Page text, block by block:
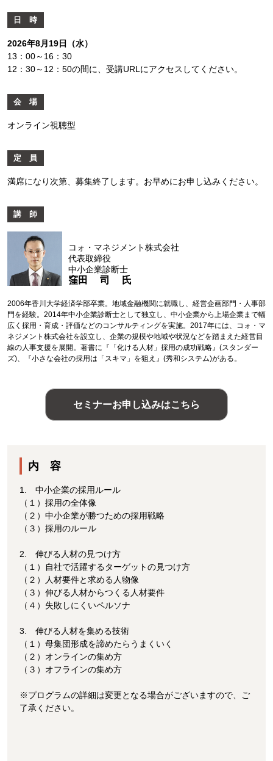
日 時
2026年8月19日（水）
13：00～16：30
12：30～12：50の間に、受講URLにアクセスしてください。
会 場
オンライン視聴型
定 員
満席になり次第、募集終了します。お早めにお申し込みください。
講 師
コォ・マネジメント株式会社
代表取締役
中小企業診断士
窪田 司 氏
2006年香川大学経済学部卒業。地域金融機関に就職し、経営企画部門・人事部
門を経験。2014年中小企業診断士として独立し、中小企業から上場企業まで幅
広く採用・育成・評価などのコンサルティングを実施。2017年には、コォ・マ
ネジメント株式会社を設立し、企業の規模や地域や状況などを踏まえた経営目
線の人事支援を展開。著書に『「化ける人材」採用の成功戦略』(スタンダー
ズ)、『小さな会社の採用は「スキマ」を狙え』(秀和システム)がある。
セミナーお申し込みはこちら
内 容
1. 中小企業の採用ルール
（１）採用の全体像
（２）中小企業が勝つための採用戦略
（３）採用のルール
2. 伸びる人材の見つけ方
（１）自社で活躍するターゲットの見つけ方
（２）人材要件と求める人物像
（３）伸びる人材からつくる人材要件
（４）失敗しにくいペルソナ
3. 伸びる人材を集める技術
（１）母集団形成を諦めたらうまくいく
（２）オンラインの集め方
（３）オフラインの集め方
※プログラムの詳細は変更となる場合がございますので、ご
了承ください。